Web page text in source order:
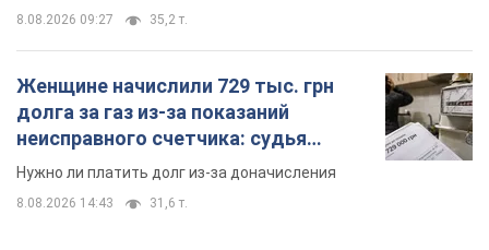
8.08.2026 09:27 35,2 т.
Женщине начислили 729 тыс. грн
долга за газ из-за показаний
неисправного счетчика: судья
вынес неожиданное решение
Нужно ли платить долг из-за доначисления
8.08.2026 14:43 31,6 т.